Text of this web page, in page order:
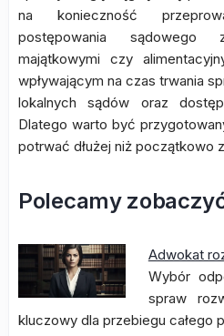
na konieczność
postępowania sądowego
majątkowymi czy
wpływającym na czas trwania
lokalnych sądów oraz
Dlatego warto być
potrwać dłużej niż początkowo
Polecamy
Adwokat
Wybór
spraw
kluczowy dla przebiegu całego